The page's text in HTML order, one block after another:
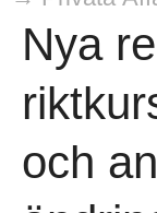
Nya
och